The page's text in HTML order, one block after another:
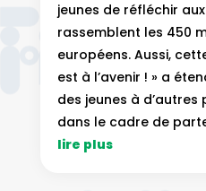
jeunes de réfléchir
rassemblent les 450
européens. Aussi,
est à l’avenir ! » a
des jeunes à d’autres
dans le cadre de
lire plus